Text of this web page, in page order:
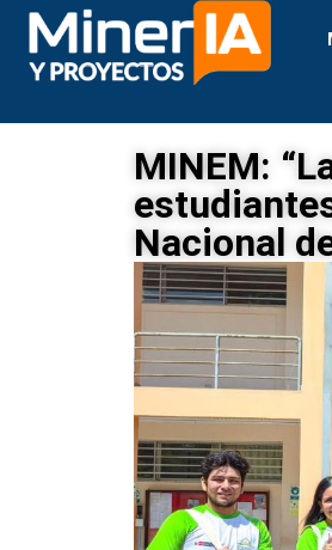
MINEM:
Nacional